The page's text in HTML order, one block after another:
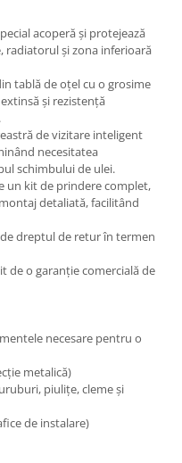
acoperă și protejează
radiatorul și zona inferioară
tablă de oțel cu o grosime
și rezistență
de vizitare inteligent
necesitatea
schimbului de ulei.
un kit de prindere complet,
detaliată, facilitând
dreptul de retur în termen
de o garanție comercială de
necesare pentru o
metalică)
piulițe, cleme și
de instalare)